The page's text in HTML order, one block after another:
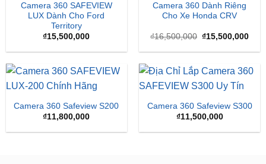
Camera 360 SAFEVIEW
LUX Dành Cho Ford
Territory
₫15,500,000
Camera 360 Dành Riêng
Cho Xe Honda CRV
₫16,500,000 Giá
là:
₫15,500,000Giá
tại
Camera 360 Safeview S200
₫11,800,000
Camera 360 Safeview S300
₫11,500,000